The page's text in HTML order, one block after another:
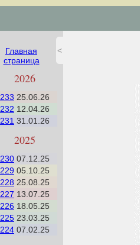
<
Главная
страница
2026
233 25.06.26
232 12.04.26
231 31.01.26
2025
230 07.12.25
229 05.10.25
228 25.08.25
227 13.07.25
226 18.05.25
225 23.03.25
224 07.02.25